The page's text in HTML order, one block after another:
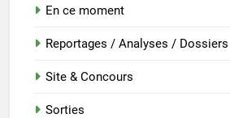
En ce moment
Reportages / Analyses / Dossiers
Site & Concours
Sorties